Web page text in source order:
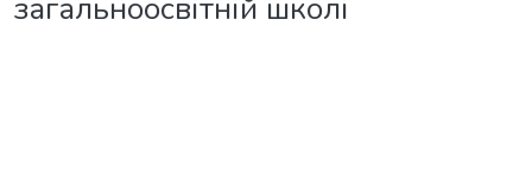
загальноосвітній школі